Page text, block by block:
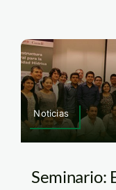
Noticias
Seminario: